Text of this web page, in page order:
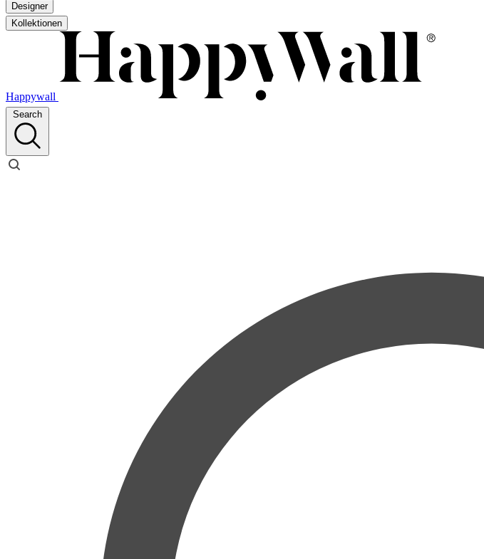
Designer
Kollektionen
Happywall
Search